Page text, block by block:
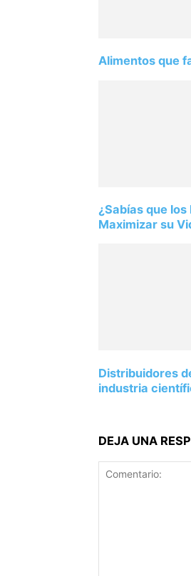
Alimentos que
¿Sabías que
Maximizar su
Distribuidores
industria
DEJA UNA